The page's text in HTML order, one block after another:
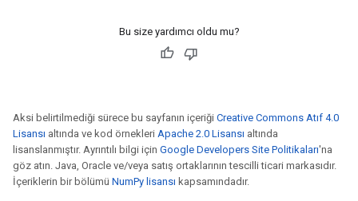
Bu size yardımcı oldu mu?
Aksi belirtilmediği sürece bu sayfanın içeriği Creative Commons Atıf 4.0
Lisansı altında ve kod örnekleri Apache 2.0 Lisansı altında
lisanslanmıştır. Ayrıntılı bilgi için Google Developers Site Politikaları'na
göz atın. Java, Oracle ve/veya satış ortaklarının tescilli ticari markasıdır.
İçeriklerin bir bölümü NumPy lisansı kapsamındadır.